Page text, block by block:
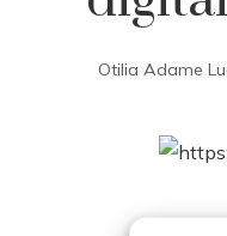
Otilia Adame